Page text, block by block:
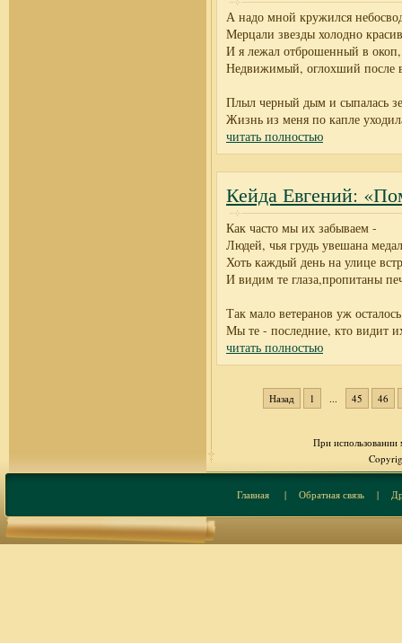
А надо мной кружился
Мерцали звезды холодно
И я лежал отброшенный в окоп,
Недвижимый, оглохший после
Плыл черный дым и сыпалась
Жизнь из меня по капле
читать полностью
Кейда Евгений:
Как часто мы их забываем -
Людей, чья грудь увешана
Хоть каждый день на улице
И видим те глаза,пропитаны
Так мало ветеранов уж
Мы те - последние, кто видит
читать полностью
Назад 1 ... 45 46
При использовании
Главная| Обратная связь|